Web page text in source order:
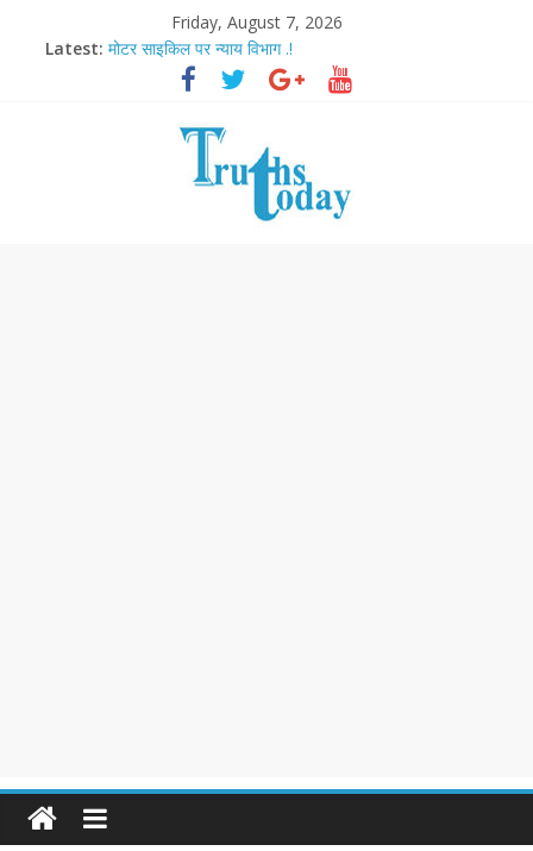
Friday, August 7, 2026
Latest: मोटर साइकिल पर न्याय विभाग .!
Ram Mandir Pran Pratishthan-अयोध्या में विराजे रामलला
मासूम लेकिन खतरनाक है आरपीजी अटैक का नाबालिग आरोपी..!
अब फिल्मों के लिए धार्मिक बोर्ड..!
आज बिखर जाएगा इमरान खान का विकेट